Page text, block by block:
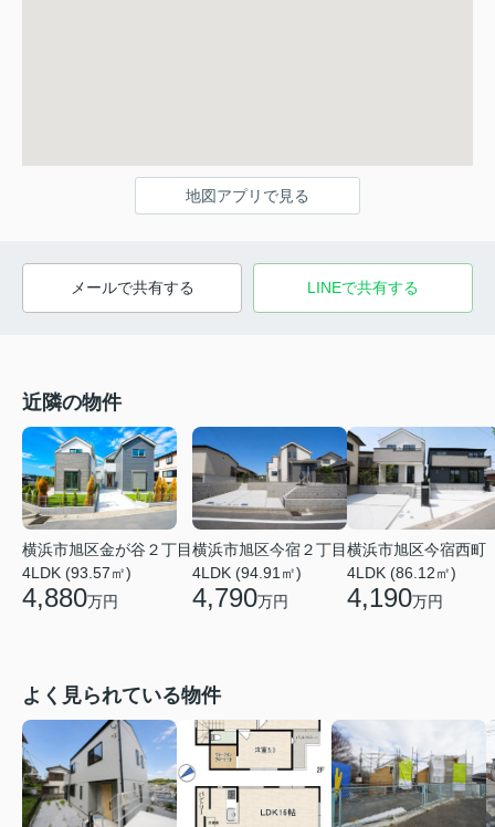
地図アプリで見る
メールで共有する LINEで共有する
近隣の物件
横浜市旭区金が谷２丁目
4LDK (93.57㎡)
4,880万円
横浜市旭区今宿２丁目
4LDK (94.91㎡)
4,790万円
横浜市旭区今宿西町
4LDK (86.12㎡)
4,190万円
よく見られている物件